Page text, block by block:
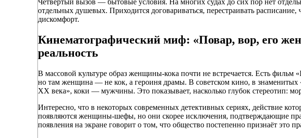
отдельных душевых. Приходится договариваться, перестраивать расписание,
дискомфорт.
Кинематографический миф: «Повар, вор, его
реальность
В массовой культуре образ женщины-кока почти не встречается. Есть фильм
но там женщина — не кок, а героиня драмы. В советском кино, в
XX века», коки — мужчины. Это показывает, насколько глубок стереотип:
Интересно, что в некоторых современных детективных сериях, действие
появляются женщины-шефы, но они скорее исключения, подтверждающие
появления на экране говорит о том, что общество постепенно признаёт это